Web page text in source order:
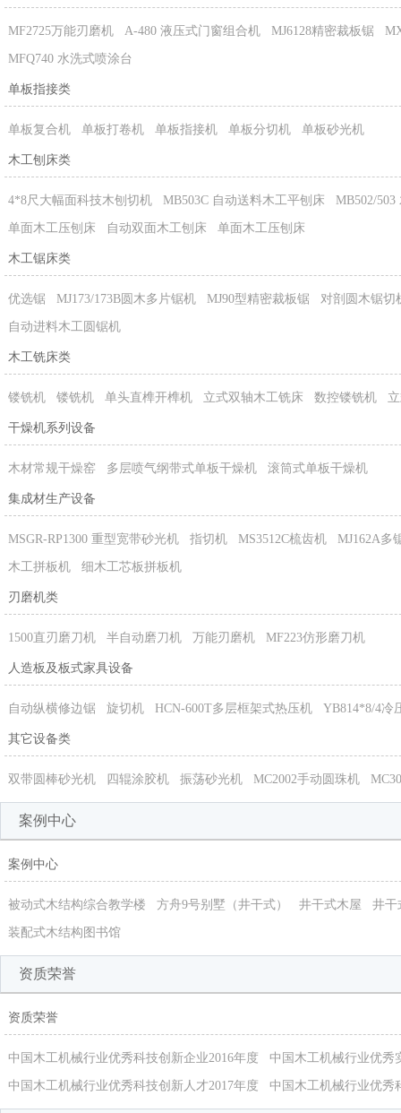
MF2725万能刃磨机 A-480 液压式门窗组合机 MJ6128精密裁板锯
MFQ740 水洗式喷涂台
单板指接类
单板复合机 单板打卷机 单板指接机 单板分切机 单板砂光机
木工刨床类
4*8尺大幅面科技木刨切机 MB503C 自动送料木工平刨床 MB502/
单面木工压刨床 自动双面木工刨床 单面木工压刨床
木工锯床类
优选锯 MJ173/173B圆木多片锯机 MJ90型精密裁板锯 对剖圆木锯切
自动进料木工圆锯机
木工铣床类
镂铣机 镂铣机 单头直榫开榫机 立式双轴木工铣床 数控镂铣机
干燥机系列设备
木材常规干燥窑 多层喷气纲带式单板干燥机 滚筒式单板干燥机
集成材生产设备
MSGR-RP1300 重型宽带砂光机 指切机 MS3512C梳齿机 MJ162A多
木工拼板机 细木工芯板拼板机
刃磨机类
1500直刃磨刀机 半自动磨刀机 万能刃磨机 MF223仿形磨刀机
人造板及板式家具设备
自动纵横修边锯 旋切机 HCN-600T多层框架式热压机 YB814*8/4冷
其它设备类
双带圆棒砂光机 四辊涂胶机 振荡砂光机 MC2002手动圆珠机
案例中心
案例中心
被动式木结构综合教学楼 方舟9号别墅（井干式） 井干式木屋 井干
装配式木结构图书馆
资质荣誉
资质荣誉
中国木工机械行业优秀科技创新企业2016年度 中国木工机械行业优秀
中国木工机械行业优秀科技创新人才2017年度 中国木工机械行业优秀